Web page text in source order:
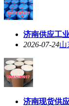
济南供应工
2026-07-24山
济南现货供